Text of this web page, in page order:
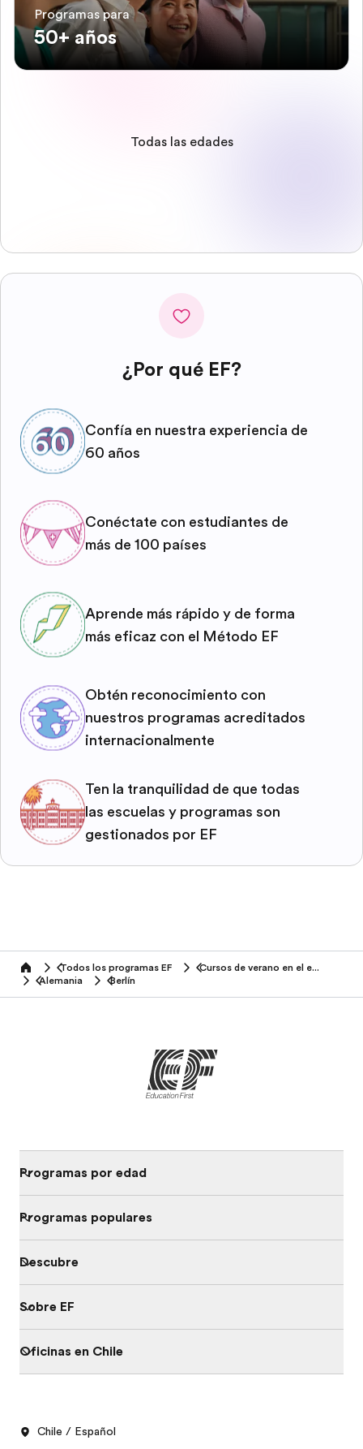
Programas para
50+ años
Todas las edades
¿Por qué EF?
Confía en nuestra experiencia de
60 años
Conéctate con estudiantes de
más de 100 países
Aprende más rápido y de forma
más eficaz con el Método EF
Obtén reconocimiento con
nuestros programas acreditados
internacionalmente
Ten la tranquilidad de que todas
las escuelas y programas son
gestionados por EF
home Todos los programas EF
Cursos de verano en el extranjero
Alemania
Berlín
Programas por edad
Programas populares
Descubre
Sobre EF
Oficinas en Chile
Chile / Español